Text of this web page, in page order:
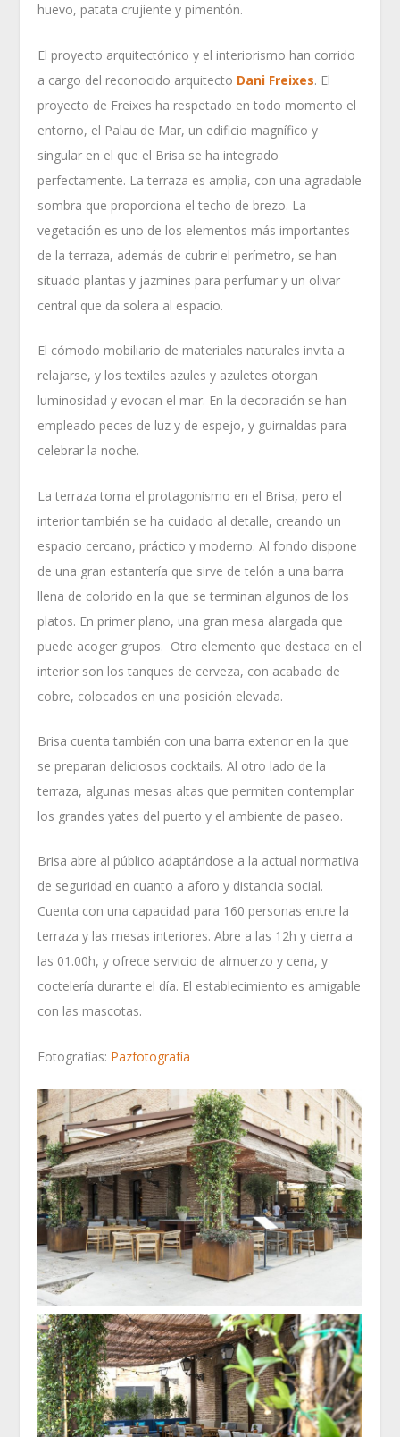
huevo, patata crujiente y pimentón.
El proyecto arquitectónico y el interiorismo han corrido
a cargo del reconocido arquitecto Dani Freixes. El
proyecto de Freixes ha respetado en todo momento el
entorno, el Palau de Mar, un edificio magnífico y
singular en el que el Brisa se ha integrado
perfectamente. La terraza es amplia, con una agradable
sombra que proporciona el techo de brezo. La
vegetación es uno de los elementos más importantes
de la terraza, además de cubrir el perímetro, se han
situado plantas y jazmines para perfumar y un olivar
central que da solera al espacio.
El cómodo mobiliario de materiales naturales invita a
relajarse, y los textiles azules y azuletes otorgan
luminosidad y evocan el mar. En la decoración se han
empleado peces de luz y de espejo, y guirnaldas para
celebrar la noche.
La terraza toma el protagonismo en el Brisa, pero el
interior también se ha cuidado al detalle, creando un
espacio cercano, práctico y moderno. Al fondo dispone
de una gran estantería que sirve de telón a una barra
llena de colorido en la que se terminan algunos de los
platos. En primer plano, una gran mesa alargada que
puede acoger grupos. Otro elemento que destaca en el
interior son los tanques de cerveza, con acabado de
cobre, colocados en una posición elevada.
Brisa cuenta también con una barra exterior en la que
se preparan deliciosos cocktails. Al otro lado de la
terraza, algunas mesas altas que permiten contemplar
los grandes yates del puerto y el ambiente de paseo.
Brisa abre al público adaptándose a la actual normativa
de seguridad en cuanto a aforo y distancia social.
Cuenta con una capacidad para 160 personas entre la
terraza y las mesas interiores. Abre a las 12h y cierra a
las 01.00h, y ofrece servicio de almuerzo y cena, y
coctelería durante el día. El establecimiento es amigable
con las mascotas.
Fotografías: Pazfotografía